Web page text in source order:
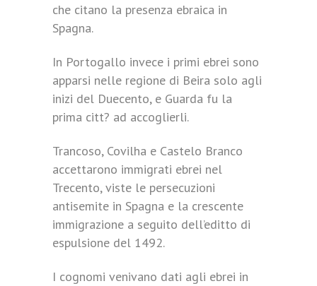
che citano la presenza ebraica in
Spagna.
In Portogallo invece i primi ebrei sono
apparsi nelle regione di Beira solo agli
inizi del Duecento, e Guarda fu la
prima citt? ad accoglierli.
Trancoso, Covilha e Castelo Branco
accettarono immigrati ebrei nel
Trecento, viste le persecuzioni
antisemite in Spagna e la crescente
immigrazione a seguito dell’editto di
espulsione del 1492.
I cognomi venivano dati agli ebrei in